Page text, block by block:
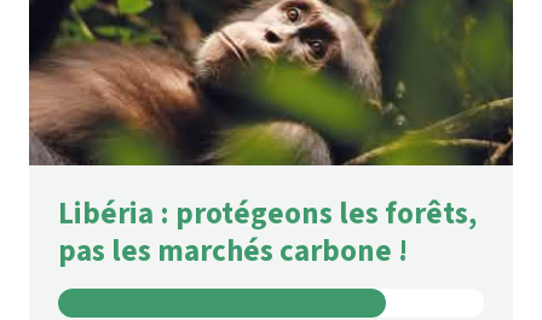
Libéria : protégeons les forêts,
pas les marchés carbone !